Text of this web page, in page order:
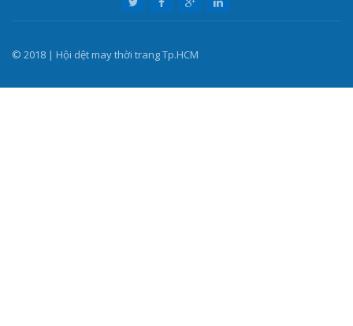
© 2018 | Hội dệt may thời trang Tp.HCM